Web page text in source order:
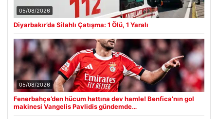
05/08/2026
Diyarbakır’da Silahlı Çatışma: 1 Ölü, 1 Yaralı
05/08/2026
Fenerbahçe’den hücum hattına dev hamle! Benfica’nın gol
makinesi Vangelis Pavlidis gündemde…